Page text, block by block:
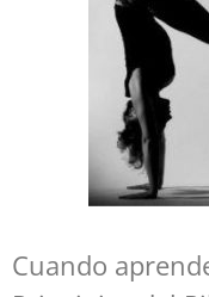
Cuando